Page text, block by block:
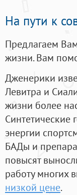
На пути к
Предлагаем
жизни. Вам
Дженерики
Левитра и
жизни более
Синтетические
энергии
БАДы и
повысят
работу многих
низкой цене.